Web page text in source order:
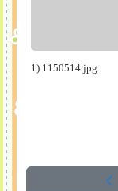
1) 1150514.jpg